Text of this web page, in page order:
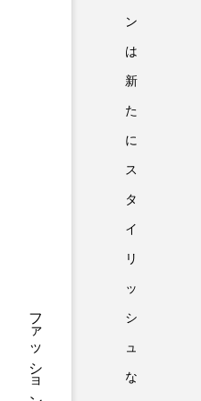
ン
は
新
た
に
ス
タ
イ
リ
ッ
シ
ュ
な